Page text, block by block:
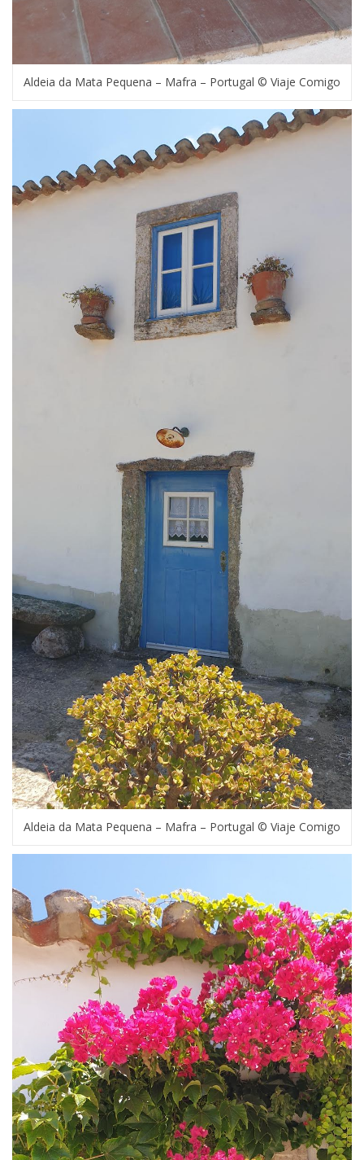
Aldeia da Mata Pequena – Mafra – Portugal © Viaje Comigo
Aldeia da Mata Pequena – Mafra – Portugal © Viaje Comigo